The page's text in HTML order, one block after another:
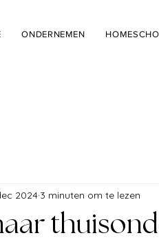
ONDERNEMEN
2024 3 minuten om te lezen